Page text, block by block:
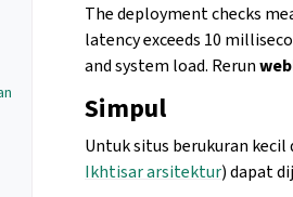
The deployment checks
latency exceeds 10
and system load. Rerun
Simpul
Untuk situs berukuran
Ikhtisar arsitektur) dapat